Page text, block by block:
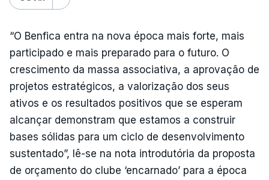
“O Benfica entra na nova época mais forte, mais
participado e mais preparado para o futuro. O
crescimento da massa associativa, a aprovação de
projetos estratégicos, a valorização dos seus
ativos e os resultados positivos que se esperam
alcançar demonstram que estamos a construir
bases sólidas para um ciclo de desenvolvimento
sustentado”, lê-se na nota introdutória da proposta
de orçamento do clube ‘encarnado’ para a época